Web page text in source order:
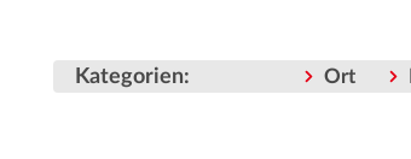
Kategorien: Ort